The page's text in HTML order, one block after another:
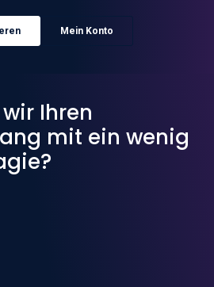
Mein Konto
Ihren
mit ein wenig